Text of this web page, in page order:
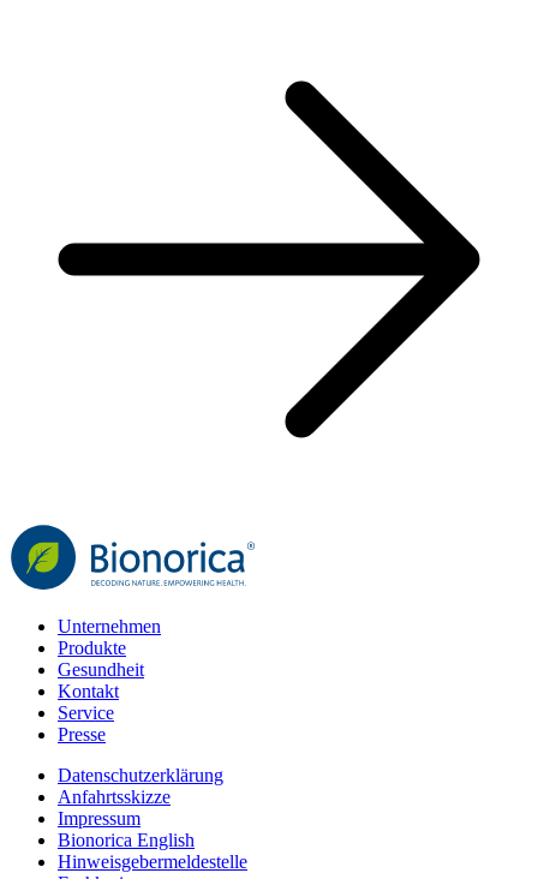
Unternehmen
Produkte
Gesundheit
Kontakt
Service
Presse
Datenschutzerklärung
Anfahrtsskizze
Impressum
Bionorica English
Hinweisgebermeldestelle